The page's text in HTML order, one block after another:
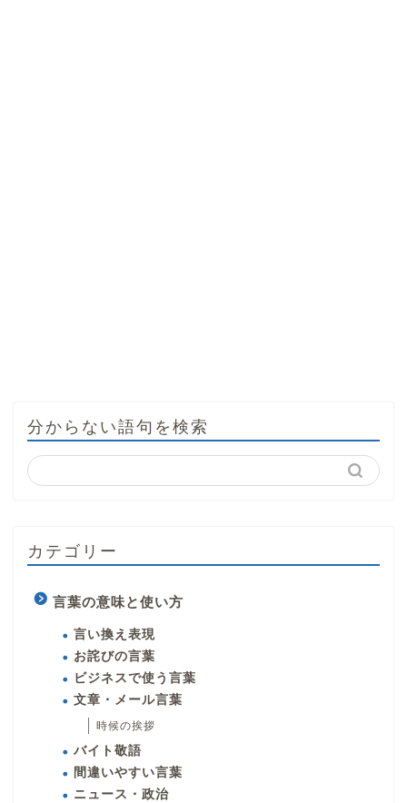
分からない語句を検索
カテゴリー
言葉の意味と使い方
言い換え表現
お詫びの言葉
ビジネスで使う言葉
文章・メール言葉
時候の挨拶
バイト敬語
間違いやすい言葉
ニュース・政治